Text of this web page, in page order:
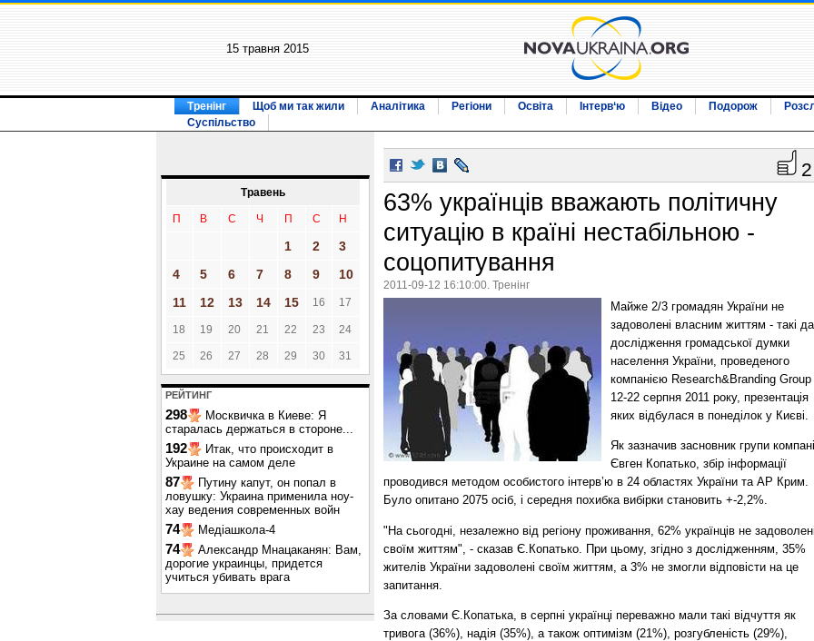
15 травня 2015
Тренінг Щоб ми так жили Аналітика Регіони Освіта Інтерв‘ю Відео Подорож
Суспільство
Травень
П В С Ч П С Н
1 2
3
4
5 6 7 8 9
10
11
12 13 14 15 16 17
18 19 20 21 22 23 24
25 26 27 28 29 30 31
РЕЙТИНГ
298
Москвичка в Киеве: Я
старалась держаться в стороне...
192
Итак, что происходит в
Украине на самом деле
87
Путину капут, он попал в
ловушку: Украина применила ноу-
хау ведения современных войн
74 Медіашкола-4
74
Александр Мнацаканян: Вам,
дорогие украинцы, придется
учиться убивать врага
2
63% українців вважають політичну
ситуацію в країні нестабільною -
соцопитування
2011-09-12 16:10:00. Тренінг
Майже 2/3 громадян України не
задоволені власним життям - такі
дослідження громадської думки
населення України, проведеного
компанією Research&Branding Group
12-22 серпня 2011 року, презентація
яких відбулася в понеділок у Києві.
Як зазначив засновник групи
Євген Копатько, збір інформації
проводився методом особистого інтерв’ю в 24 областях України та АР Крим.
Було опитано 2075 осіб, і середня похибка вибірки становить +-2,2%.
"На сьогодні, незалежно від регіону проживання, 62% українців не задоволені
своїм життям", - сказав Є.Копатько. При цьому, згідно з дослідженням, 35%
жителів України задоволені своїм життям, а 3% не змогли відповісти на це
запитання.
За словами Є.Копатька, в серпні українці переважно мали такі відчуття як
тривога (36%), надія (35%), а також оптимізм (21%), розгубленість (29%),